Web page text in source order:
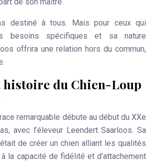
destiné à tous. Mais pour ceux qui
besoins spécifiques et sa nature
offrira une relation hors du commun,
du Chien-Loup
remarquable débute au début du XXe
avec l’éleveur Leendert Saarloos. Sa
de créer un chien alliant les qualités
la capacité de fidélité et d’attachement